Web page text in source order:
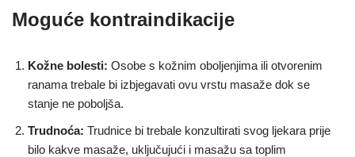
Moguće kontraindikacije
Kožne bolesti: Osobe s kožnim oboljenjima ili otvorenim
ranama trebale bi izbjegavati ovu vrstu masaže dok se
stanje ne poboljša.
Trudnoća: Trudnice bi trebale konzultirati svog ljekara prije
bilo kakve masaže, uključujući i masažu sa toplim